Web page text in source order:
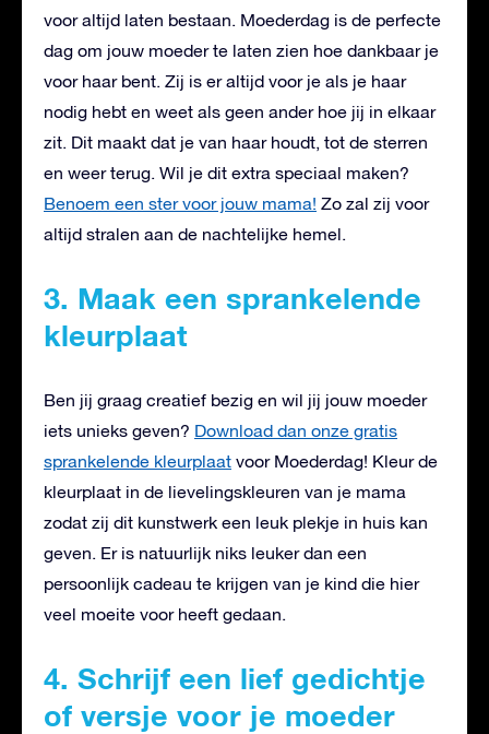
voor altijd laten bestaan. Moederdag is de perfecte
dag om jouw moeder te laten zien hoe dankbaar je
voor haar bent. Zij is er altijd voor je als je haar
nodig hebt en weet als geen ander hoe jij in elkaar
zit. Dit maakt dat je van haar houdt, tot de sterren
en weer terug. Wil je dit extra speciaal maken?
Benoem een ster voor jouw mama! Zo zal zij voor
altijd stralen aan de nachtelijke hemel.
3. Maak een sprankelende
kleurplaat
Ben jij graag creatief bezig en wil jij jouw moeder
iets unieks geven? Download dan onze gratis
sprankelende kleurplaat voor Moederdag! Kleur de
kleurplaat in de lievelingskleuren van je mama
zodat zij dit kunstwerk een leuk plekje in huis kan
geven. Er is natuurlijk niks leuker dan een
persoonlijk cadeau te krijgen van je kind die hier
veel moeite voor heeft gedaan.
4. Schrijf een lief gedichtje
of versje voor je moeder